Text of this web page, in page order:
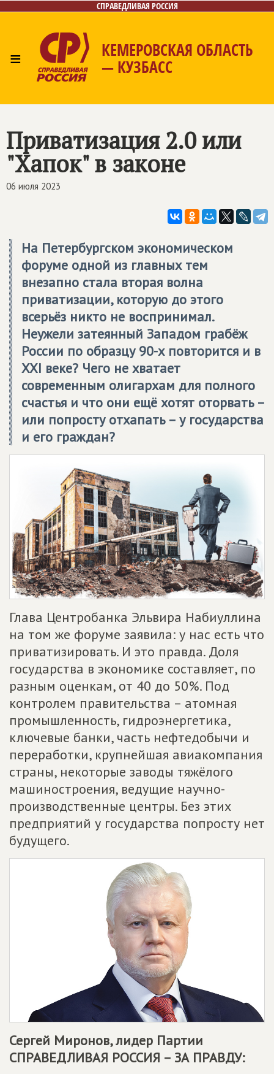
СПРАВЕДЛИВАЯ РОССИЯ
≡ КЕМЕРОВСКАЯ ОБЛАСТЬ
— КУЗБАСС
Газета
Приватизация 2.0 или
"Хапок" в законе
06 июля 2023
На Петербургском экономическом
форуме одной из главных тем
внезапно стала вторая волна
приватизации, которую до этого
всерьёз никто не воспринимал.
Неужели затеянный Западом грабёж
России по образцу 90-х повторится и в
XXI веке? Чего не хватает
современным олигархам для полного
счастья и что они ещё хотят оторвать –
или попросту отхапать – у государства
и его граждан?
Глава Центробанка Эльвира Набиуллина
на том же форуме заявила: у нас есть что
приватизировать. И это правда. Доля
государства в экономике составляет, по
разным оценкам, от 40 до 50%. Под
контролем правительства – атомная
промышленность, гидроэнергетика,
ключевые банки, часть нефтедобычи и
переработки, крупнейшая авиакомпания
страны, некоторые заводы тяжёлого
машиностроения, ведущие научно-
производственные центры. Без этих
предприятий у государства попросту нет
будущего.
Сергей Миронов, лидер Партии
СПРАВЕДЛИВАЯ РОССИЯ – ЗА ПРАВДУ: